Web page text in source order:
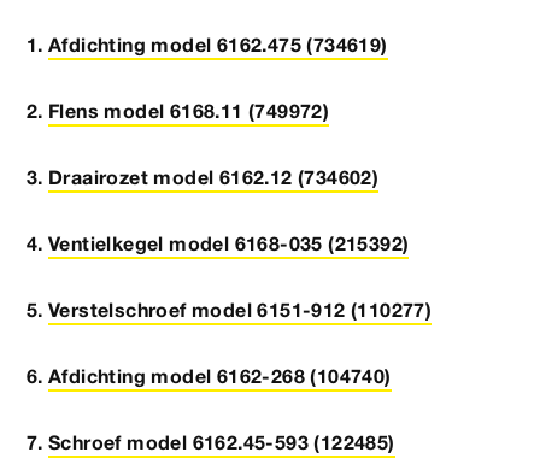
Afdichting model 6162.475 (734619)
Flens model 6168.11 (749972)
Draairozet model 6162.12 (734602)
Ventielkegel model 6168-035 (215392)
Verstelschroef model 6151-912 (110277)
Afdichting model 6162-268 (104740)
Schroef model 6162.45-593 (122485)